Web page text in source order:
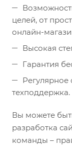
целей, от
онлайн-
Высокая
Гарантия
техподдержка.
Вы можете
разработка
команды –